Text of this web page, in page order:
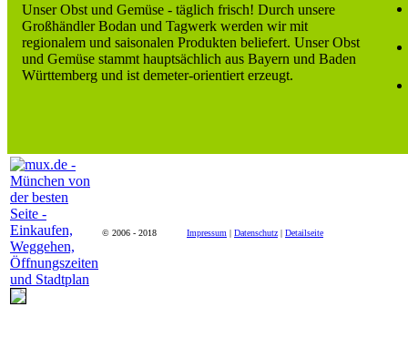
Unser Obst und Gemüse - täglich frisch! Durch unsere
Großhändler Bodan und Tagwerk werden wir mit
regionalem und saisonalen Produkten beliefert. Unser Obst
und Gemüse stammt hauptsächlich aus Bayern und Baden
Württemberg und ist demeter-orientiert erzeugt.
© 2006 - 2018 Impressum | Datenschutz | Detailseite